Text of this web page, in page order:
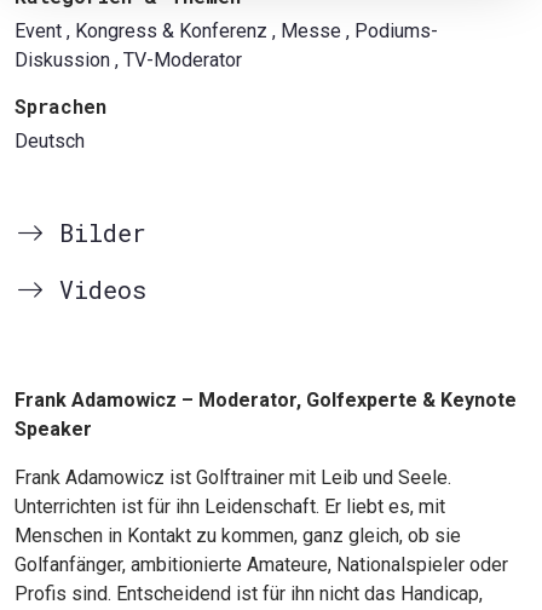
Event , Kongress & Konferenz , Messe , Podiums-
Diskussion , TV-Moderator
Sprachen
Deutsch
Bilder
Videos
Frank Adamowicz – Moderator, Golfexperte & Keynote
Speaker
Frank Adamowicz ist Golftrainer mit Leib und Seele.
Unterrichten ist für ihn Leidenschaft. Er liebt es, mit
Menschen in Kontakt zu kommen, ganz gleich, ob sie
Golfanfänger, ambitionierte Amateure, Nationalspieler oder
Profis sind. Entscheidend ist für ihn nicht das Handicap,